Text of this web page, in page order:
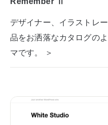
デザイナー、イラストレ
品をお洒落なカタログの
マです。 ＞